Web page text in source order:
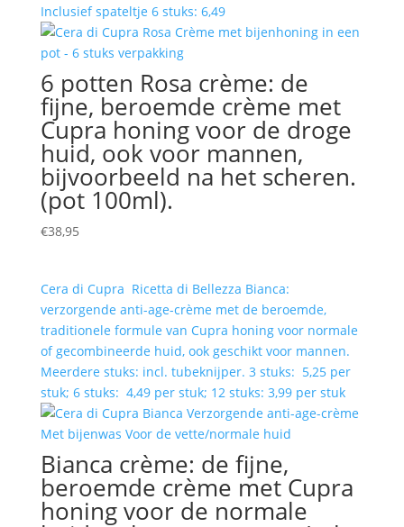
Inclusief spateltje 6 stuks: 6,49
6 potten Rosa crème: de
fijne, beroemde crème met
Cupra honing voor de droge
huid, ook voor mannen,
bijvoorbeeld na het scheren.
(pot 100ml).
€38,95
Cera di Cupra Ricetta di Bellezza Bianca:
verzorgende anti-age-crème met de beroemde,
traditionele formule van Cupra honing voor normale
of gecombineerde huid, ook geschikt voor mannen.
Meerdere stuks: incl. tubeknijper. 3 stuks: 5,25 per
stuk; 6 stuks: 4,49 per stuk; 12 stuks: 3,99 per stuk
Bianca crème: de fijne,
beroemde crème met Cupra
honing voor de normale